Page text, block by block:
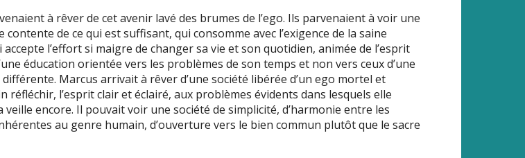
à rêver de cet avenir lavé des brumes de l’ego. Ils parvenaient à voir une
contente de ce qui est suffisant, qui consomme avec l’exigence de la saine
l’effort si maigre de changer sa vie et son quotidien, animée de l’esprit
éducation orientée vers les problèmes de son temps et non vers ceux d’une
Marcus arrivait à rêver d’une société libérée d’un ego mortel et
réfléchir, l’esprit clair et éclairé, aux problèmes évidents dans lesquels elle
veille encore. Il pouvait voir une société de simplicité, d’harmonie entre les
au genre humain, d’ouverture vers le bien commun plutôt que le sacre